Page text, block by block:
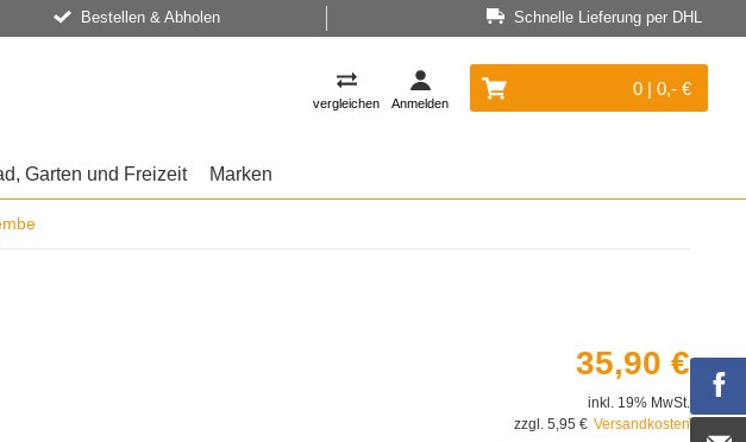
Bestellen & Abholen Schnelle Lieferung per DHL
vergleichen Anmelden
0 | 0,- €
Garten und Freizeit Marken
35,90 €
inkl. 19% MwSt.
zzgl. 5,95 € Versandkosten